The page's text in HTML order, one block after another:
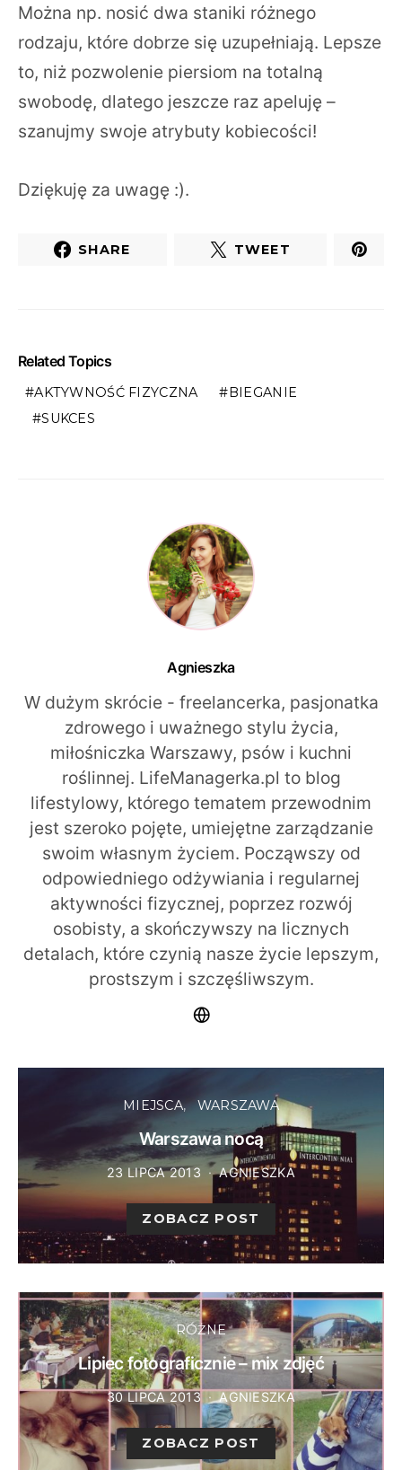
Można np. nosić dwa staniki różnego
rodzaju, które dobrze się uzupełniają. Lepsze
to, niż pozwolenie piersiom na totalną
swobodę, dlatego jeszcze raz apeluję –
szanujmy swoje atrybuty kobiecości!
Dziękuję za uwagę :).
SHARE TWEET
Related Topics
AKTYWNOŚĆ FIZYCZNA
BIEGANIE
SUKCES
Agnieszka
W dużym skrócie - freelancerka, pasjonatka
zdrowego i uważnego stylu życia,
miłośniczka Warszawy, psów i kuchni
roślinnej. LifeManagerka.pl to blog
lifestylowy, którego tematem przewodnim
jest szeroko pojęte, umiejętne zarządzanie
swoim własnym życiem. Począwszy od
odpowiedniego odżywiania i regularnej
aktywności fizycznej, poprzez rozwój
osobisty, a skończywszy na licznych
detalach, które czynią nasze życie lepszym,
prostszym i szczęśliwszym.
MIEJSCA WARSZAWA
Warszawa nocą
23 LIPCA 2013 AGNIESZKA
ZOBACZ POST
RÓŻNE
Lipiec fotograficznie – mix zdjęć
30 LIPCA 2013 AGNIESZKA
ZOBACZ POST